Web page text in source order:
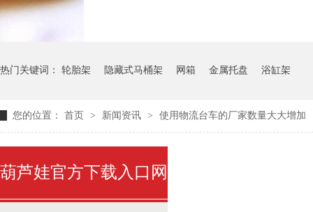
热门关键词： 轮胎架 隐藏式马桶架 网箱 金属托盘 浴缸架
您的位置： 首页 > 新闻资讯 > 使用物流台车的厂家数量大大增加
葫芦娃官方下载入口网